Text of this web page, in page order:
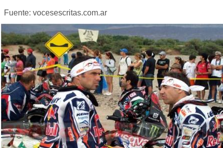
Fuente: vocesescritas.com.ar